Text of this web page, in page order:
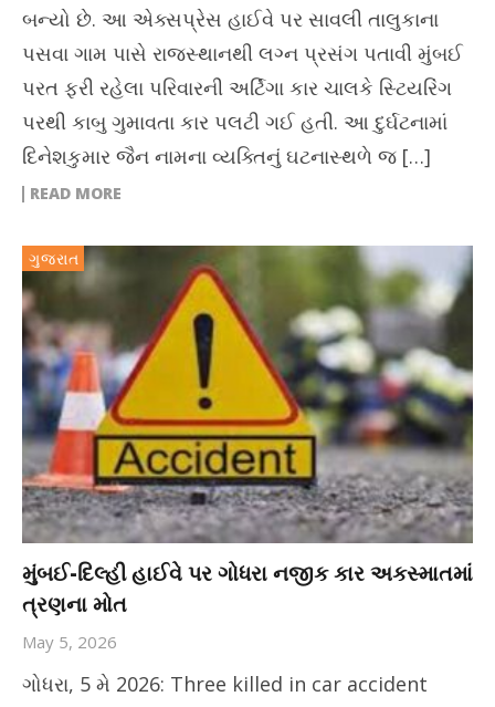
બન્યો છે. આ એક્સપ્રેસ હાઈવે પર સાવલી તાલુકાના
પસવા ગામ પાસે રાજસ્થાનથી લગ્ન પ્રસંગ પતાવી મુંબઈ
પરત ફરી રહેલા પરિવારની અર્ટિગા કાર ચાલકે સ્ટિયરિંગ
પરથી કાબુ ગુમાવતા કાર પલટી ગઈ હતી. આ દુર્ઘટનામાં
દિનેશકુમાર જૈન નામના વ્યક્તિનું ઘટનાસ્થળે જ […]
READ MORE
ગુજરાત
મુંબઈ-દિલ્હી હાઈવે પર ગોધરા નજીક કાર અકસ્માતમાં
ત્રણના મોત
May 5, 2026
ગોધરા, 5 મે 2026: Three killed in car accident